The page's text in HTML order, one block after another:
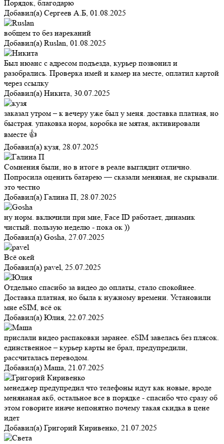
Порядок, благодарю
Добавил(а) Сергеев А.Б, 01.08.2025
вобщем то без нареканий
Добавил(а) Ruslan, 01.08.2025
Был нюанс с адресом подъезда, курьер позвонил и
разобрались. Проверка имей и камер на месте, оплатил картой
через ссылку
Добавил(а) Никита, 30.07.2025
заказал утром – к вечеру уже был у меня. доставка платная, но
быстрая. упаковка норм, коробка не мятая, активировали
вместе 👍
Добавил(а) кузя, 28.07.2025
Сомнения были, но в итоге в реале выглядит отлично.
Попросила оценить батарею — сказали меняная, не скрывали.
это честно
Добавил(а) Галина П, 28.07.2025
ну норм. включили при мне, Face ID работает, динамик
чистый. пользую неделю - пока ок ))
Добавил(а) Gosha, 27.07.2025
Всё окей
Добавил(а) pavel, 25.07.2025
Отдельно спасибо за видео до оплаты, стало спокойнее.
Доставка платная, но была к нужному времени. Установили
мне eSIM, всё ок
Добавил(а) Юлия, 22.07.2025
прислали видео распаковки заранее. eSIM завелась без плясок.
единственное – курьер карты не брал, предупредили,
рассчиталась переводом.
Добавил(а) Маша, 21.07.2025
менеджер предупредил что телефоны идут как новые, вроде
менянаная акб, остальное все в порядке - спасибо что сразу об
этом говорите иначе непонятно почему такая скидка в цене
идет
Добавил(а) Григорий Киривенко, 21.07.2025